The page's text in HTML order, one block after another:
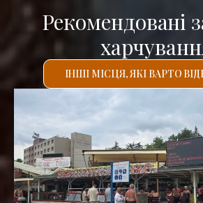
Рекомендовані
ІНШІ МІСЦЯ, ЯКІ ВАРТО